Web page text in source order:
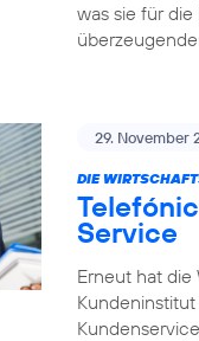
was sie für
29. November
DIE
Service
Erneut hat